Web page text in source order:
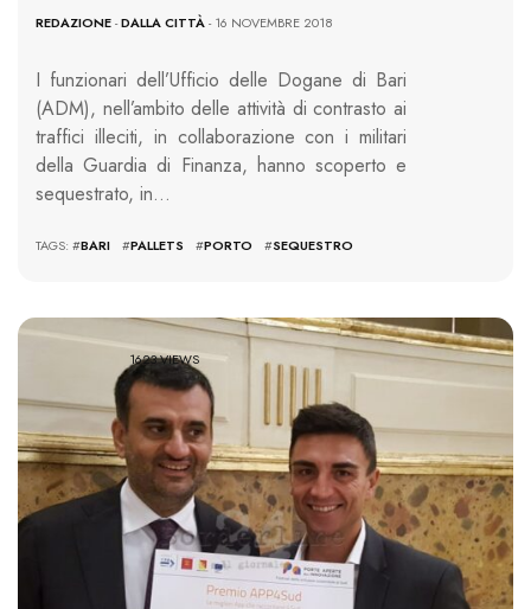
REDAZIONE-DALLA CITTÀ- 16 NOVEMBRE 2018
I funzionari dell’Ufficio delle Dogane di Bari
(ADM), nell’ambito delle attività di contrasto ai
traffici illeciti, in collaborazione con i militari
della Guardia di Finanza, hanno scoperto e
sequestrato, in…
TAGS: #BARI #PALLETS #PORTO #SEQUESTRO
1623 VIEWS